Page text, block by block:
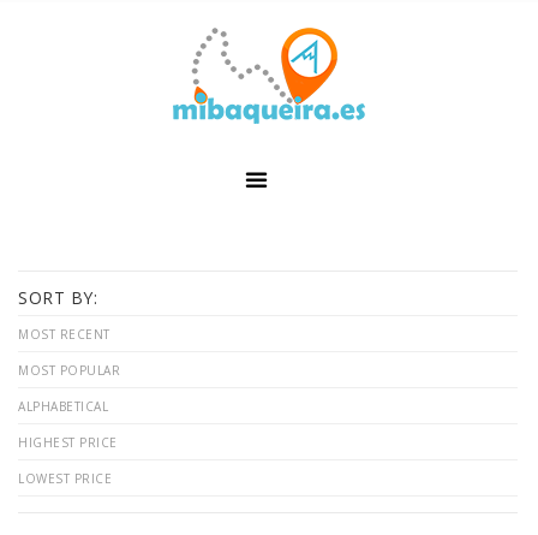
SORT BY:
MOST RECENT
MOST POPULAR
ALPHABETICAL
HIGHEST PRICE
LOWEST PRICE